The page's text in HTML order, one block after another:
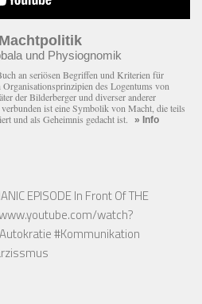
und Physiognomik
an seriösen Begriffen und Kriterien für
des Logentums von
der Bilderberger und diverser anderer
ist eine Symbolik von Macht, die teils
und als Geheimnis gedacht ist. » Info
EPISODE In Front Of THE
watch?
#Kommunikation